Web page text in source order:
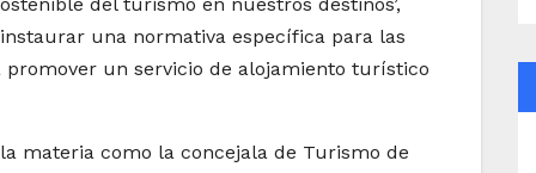
del turismo en nuestros destinos’,
una normativa específica para las
un servicio de alojamiento turístico
materia como la concejala de Turismo de